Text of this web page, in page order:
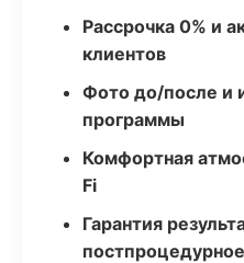
Рассрочка 0% и
клиентов
Фото до/после и
программы
Комфортная
Fi
Гарантия